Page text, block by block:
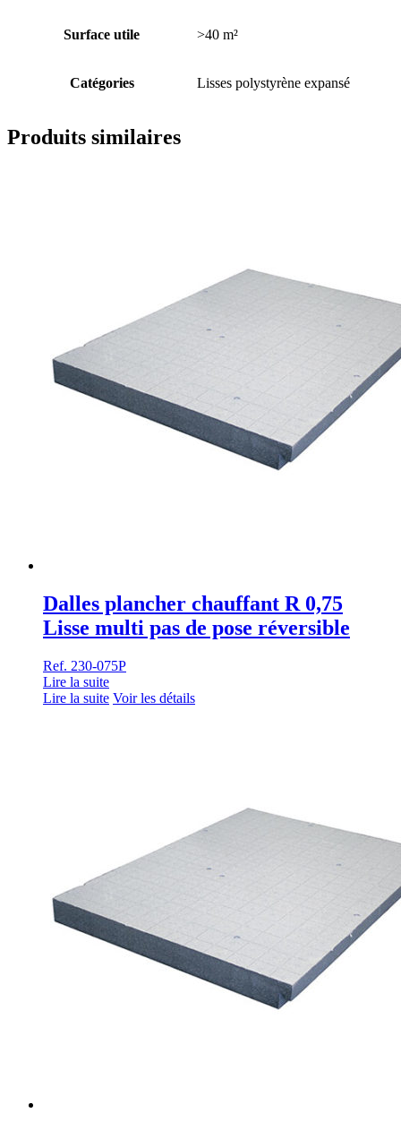
Surface utile >40 m²
Catégories Lisses polystyrène expansé
Produits similaires
Dalles plancher chauffant R 0,75
Lisse multi pas de pose réversible
Ref. 230-075P
Lire la suite
Lire la suite Voir les détails